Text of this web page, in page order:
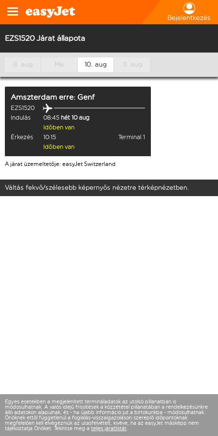
Bejelentkezés
EZS1520 Járat állapota
8. aug Ma 10. aug 11. aug
Amszterdam erre: Genf
EZS1520
Indulás
08:45 hét 10 aug
Időben van
Érkezés
10:15
Terminal 1
Időben van
A járat üzemeltetője: easyJet Switzerland
Váltás fekvő/szélesebb képernyős nézetre térképnézetben.
Egyes esetekben a megjelenített termináladatok az utolsó pillanatban is
módosulhatnak. A valós idejű frissítések a közzététel pillanatában a rendelkezésünkre
álló adatokon alapulnak, és - ha újabb információ jut a birtokunkba - módosulhatnak.
Önöknek ettől függetlenül a foglalás-visszaigazoláson szereplő időpontoknak
megfelelően kell elvégezniük az utasfelvételt, kivéve, ha az easyJet másképp nem
tájékoztatja Önöket. Tekintse meg a teljes járatlistát.